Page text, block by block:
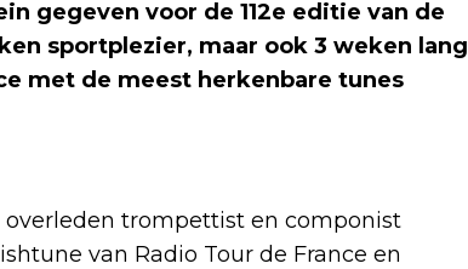
gegeven voor de 112e editie van de
sportplezier, maar ook 3 weken lang
met de meest herkenbare tunes
overleden trompettist en componist
van Radio Tour de France en